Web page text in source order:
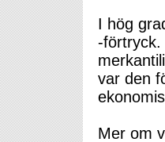
I hög
-förtryck.
var den
Mer om